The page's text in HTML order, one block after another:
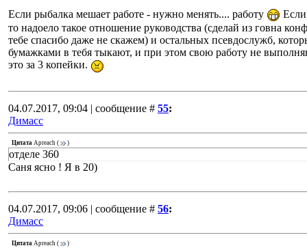
Если рыбалка мешает работе - нужно менять.... работу
то надоело такое отношение руководства (сделай из говна
тебе спасибо даже не скажем) и остальных псевдослужб,
бумажками в тебя тыкают, и при этом свою работу не
это за 3 копейки.
04.07.2017, 09:04 | сообщение # 55:
Димасс
Цитата Apreach ( )
отделе 360
Саня ясно ! Я в 20)
04.07.2017, 09:06 | сообщение # 56:
Димасс
Цитата Apreach ( )